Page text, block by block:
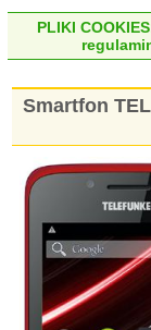
PLIKI
Smartfon